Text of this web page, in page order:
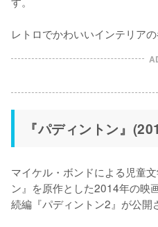
レトロでかわいいインテリアの
『パディントン』
マイケル・ボンドによる児童
ン』を原作とした2014年の映
続編『パディントン2』が公開